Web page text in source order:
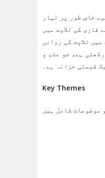
خاص طور پر تیار
کی تلاوت میں
تلاوت کی روانی
ہے، جو علم و
قیمتی خزانہ ہے۔
Key Themes